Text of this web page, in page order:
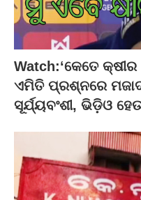
Watch:‘କେତେ
ଏମିତି ପ୍ରଶ୍ନରେ
ସୂର୍ଯ୍ୟବଂଶୀ, ଭିଡ଼ିଓ